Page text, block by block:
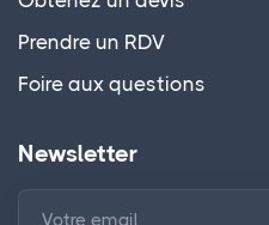
Prendre un RDV
Foire aux questions
Newsletter
Votre email